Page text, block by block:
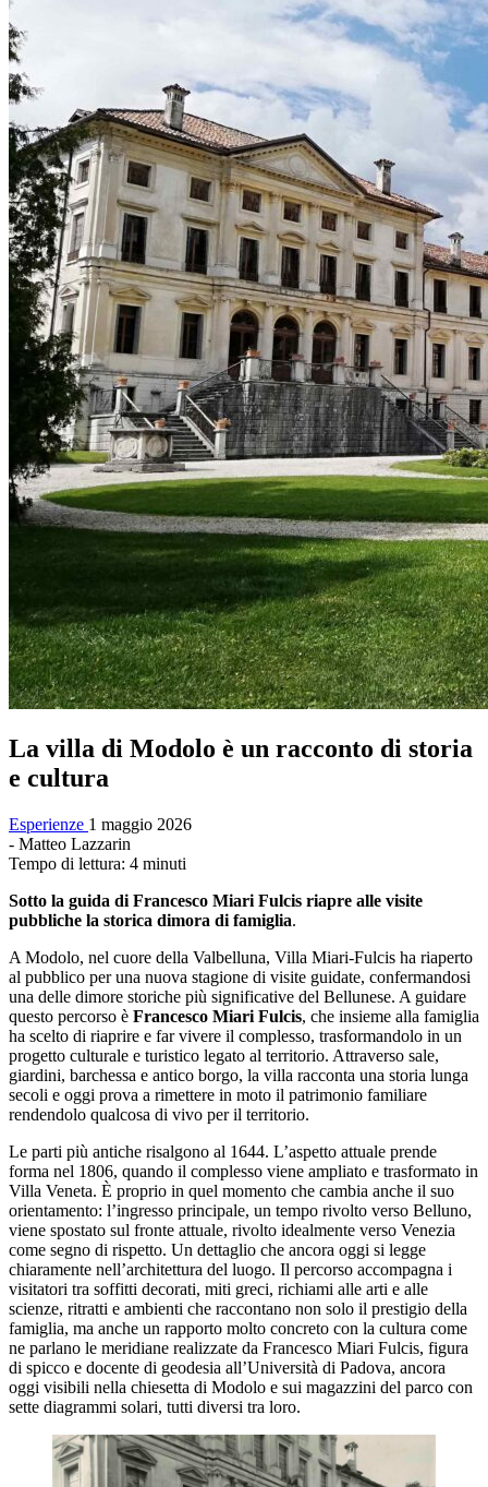
La villa di Modolo è un racconto di storia
e cultura
Esperienze 1 maggio 2026
- Matteo Lazzarin
Tempo di lettura: 4 minuti
Sotto la guida di Francesco Miari Fulcis riapre alle visite
pubbliche la storica dimora di famiglia.
A Modolo, nel cuore della Valbelluna, Villa Miari-Fulcis ha riaperto
al pubblico per una nuova stagione di visite guidate, confermandosi
una delle dimore storiche più significative del Bellunese. A guidare
questo percorso è Francesco Miari Fulcis, che insieme alla famiglia
ha scelto di riaprire e far vivere il complesso, trasformandolo in un
progetto culturale e turistico legato al territorio. Attraverso sale,
giardini, barchessa e antico borgo, la villa racconta una storia lunga
secoli e oggi prova a rimettere in moto il patrimonio familiare
rendendolo qualcosa di vivo per il territorio.
Le parti più antiche risalgono al 1644. L’aspetto attuale prende
forma nel 1806, quando il complesso viene ampliato e trasformato in
Villa Veneta. È proprio in quel momento che cambia anche il suo
orientamento: l’ingresso principale, un tempo rivolto verso Belluno,
viene spostato sul fronte attuale, rivolto idealmente verso Venezia
come segno di rispetto. Un dettaglio che ancora oggi si legge
chiaramente nell’architettura del luogo. Il percorso accompagna i
visitatori tra soffitti decorati, miti greci, richiami alle arti e alle
scienze, ritratti e ambienti che raccontano non solo il prestigio della
famiglia, ma anche un rapporto molto concreto con la cultura come
ne parlano le meridiane realizzate da Francesco Miari Fulcis, figura
di spicco e docente di geodesia all’Università di Padova, ancora
oggi visibili nella chiesetta di Modolo e sui magazzini del parco con
sette diagrammi solari, tutti diversi tra loro.